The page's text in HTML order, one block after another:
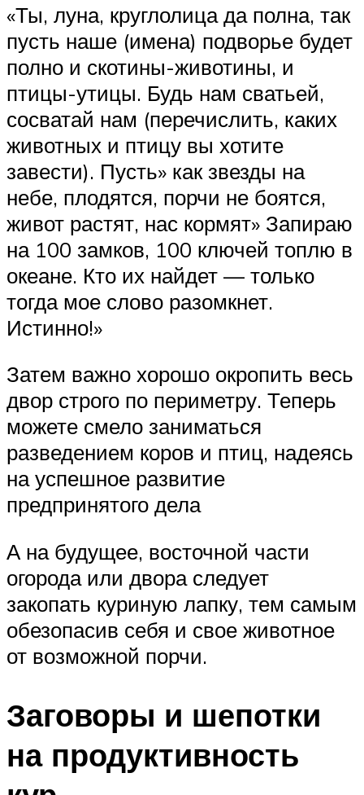
«Ты, луна, круглолица да полна, так
пусть наше (имена) подворье будет
полно и скотины-животины, и
птицы-утицы. Будь нам сватьей,
сосватай нам (перечислить, каких
животных и птицу вы хотите
завести). Пусть» как звезды на
небе, плодятся, порчи не боятся,
живот растят, нас кормят» Запираю
на 100 замков, 100 ключей топлю в
океане. Кто их найдет — только
тогда мое слово разомкнет.
Истинно!»
Затем важно хорошо окропить весь
двор строго по периметру. Теперь
можете смело заниматься
разведением коров и птиц, надеясь
на успешное развитие
предпринятого дела
А на будущее, восточной части
огорода или двора следует
закопать куриную лапку, тем самым
обезопасив себя и свое животное
от возможной порчи.
Заговоры и шепотки
на продуктивность